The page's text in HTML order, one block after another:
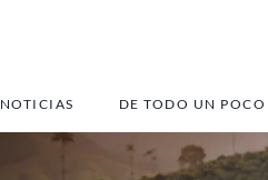
NOTICIAS DE TODO UN POCO